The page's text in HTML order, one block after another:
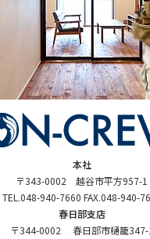
本社
〒343-0002 越谷市平方957-1
TEL.048-940-7660 FAX.048-940-
春日部支店
〒344-0002 春日部市樋籠347-